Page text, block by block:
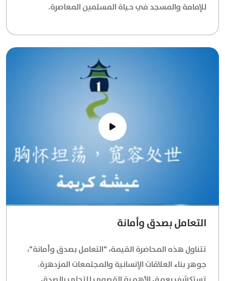
للإمامة والمسجد في حياة المسلمين المعاصرة.
التعامل بصدق وأمانة
تتناول هذه المحاضرة القيمة، "التعامل بصدق وأمانة"،
جوهر بناء العلاقات الإنسانية والمجتمعات المزدهرة.